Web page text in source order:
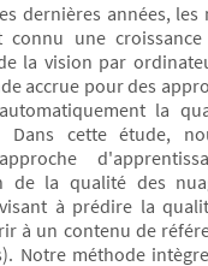
dernières années, les
connu une
la vision par
accrue pour des
la
Dans cette étude,
de la qualité des
à prédire la
à un contenu de
Notre méthode